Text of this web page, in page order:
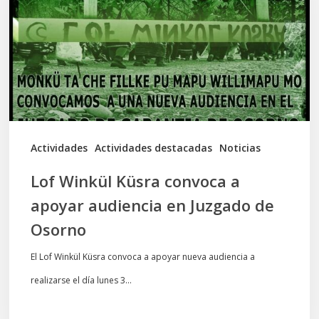
Actividades Actividades destacadas Noticias
a
apoyar
audiencia
en
Juzgado
Lof Winkül Küsra convoca a
apoyar audiencia en Juzgado de
Osorno
El Lof Winkül Küsra convoca a apoyar nueva audiencia a
realizarse el día lunes 3…